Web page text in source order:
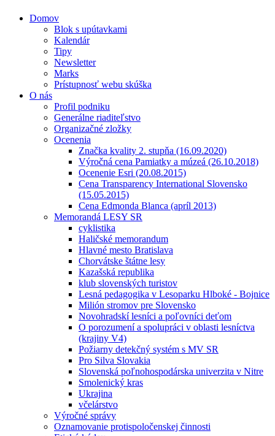
Domov
Blok s upútavkami
Kalendár
Tipy
Newsletter
Marks
Prístupnosť webu skúška
O nás
Profil podniku
Generálne riaditeľstvo
Organizačné zložky
Ocenenia
Značka kvality 2. stupňa (16.09.2020)
Výročná cena Pamiatky a múzeá (26.10.2018)
Ocenenie Esri (20.08.2015)
Cena Transparency International Slovensko
(15.05.2015)
Cena Edmonda Blanca (apríl 2013)
Memorandá LESY SR
cyklistika
Haličské memorandum
Hlavné mesto Bratislava
Chorvátske štátne lesy
Kazašská republika
klub slovenských turistov
Lesná pedagogika v Lesoparku Hlboké - Bojnice
Milión stromov pre Slovensko
Novohradskí lesníci a poľovníci deťom
O porozumení a spolupráci v oblasti lesníctva
(krajiny V4)
Požiarny detekčný systém s MV SR
Pro Silva Slovakia
Slovenská poľnohospodárska univerzita v Nitre
Smolenický kras
Ukrajina
včelárstvo
Výročné správy
Oznamovanie protispoločenskej činnosti